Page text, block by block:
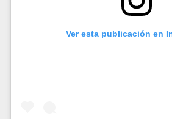
Ver esta publicación en